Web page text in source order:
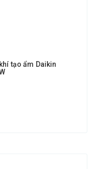
tạo ẩm Daikin